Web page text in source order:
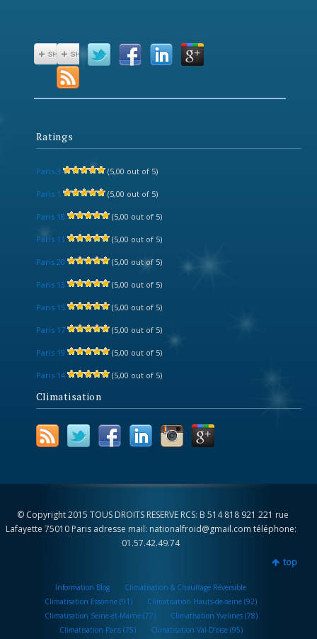
Ratings
Paris 3 (5,00 out of 5)
Paris 1 (5,00 out of 5)
Paris 18 (5,00 out of 5)
Paris 11 (5,00 out of 5)
Paris 20 (5,00 out of 5)
Paris 13 (5,00 out of 5)
Paris 15 (5,00 out of 5)
Paris 17 (5,00 out of 5)
Paris 19 (5,00 out of 5)
Paris 14 (5,00 out of 5)
Climatisation
© Copyright 2015 TOUS DROITS RESERVE RCS: B 514 818 921 221 rue
Lafayette 75010 Paris adresse mail: nationalfroid@gmail.com téléphone:
01.57.42.49.74
top
Information Blog
Climatisation & Chauffage Réversible
Climatisation Essonne (91)
Climatisation Hauts-de-seine (92)
Climatisation Seine-et-Marne (77)
Climatisation Yvelines (78)
Climatisation Paris (75)
Climatisation Val-D’oise (95)